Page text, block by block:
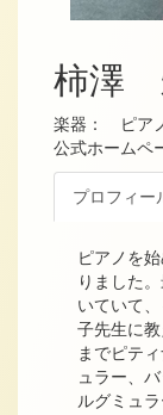
柿澤
楽器： ピア
公式ホームペ
プロフィー
ピアノを
りました
いていて
子先生に
までピテ
ュラー、
ルグミュ